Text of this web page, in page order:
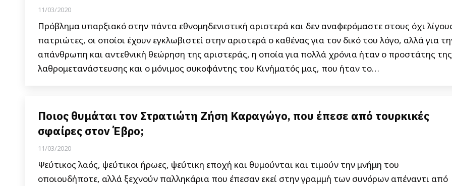
11/03/2020
Πρόβλημα υπαρξιακό στην πάντα εθνομηδενιστική αριστερά και δεν αναφερόμαστε στους όχι
πατριώτες, οι οποίοι έχουν εγκλωβιστεί στην αριστερά ο καθένας για τον δικό του λόγο, αλλά για
απάνθρωπη και αντεθνική θεώρηση της αριστεράς, η οποία για πολλά χρόνια ήταν ο προστάτης της
λαθρομετανάστευσης και ο μόνιμος συκοφάντης του Κινήματός μας, που ήταν το…
Ποιος θυμάται τον Στρατιώτη Ζήση Καραγώγο, που έπεσε από τουρκικές
σφαίρες στον Έβρο;
11/03/2020
Ψεύτικος λαός, ψεύτικοι ήρωες, ψεύτικη εποχή και θυμούνται και τιμούν την μνήμη του
οποιουδήποτε, αλλά ξεχνούν παλληκάρια που έπεσαν εκεί στην γραμμή των συνόρων απέναντι από